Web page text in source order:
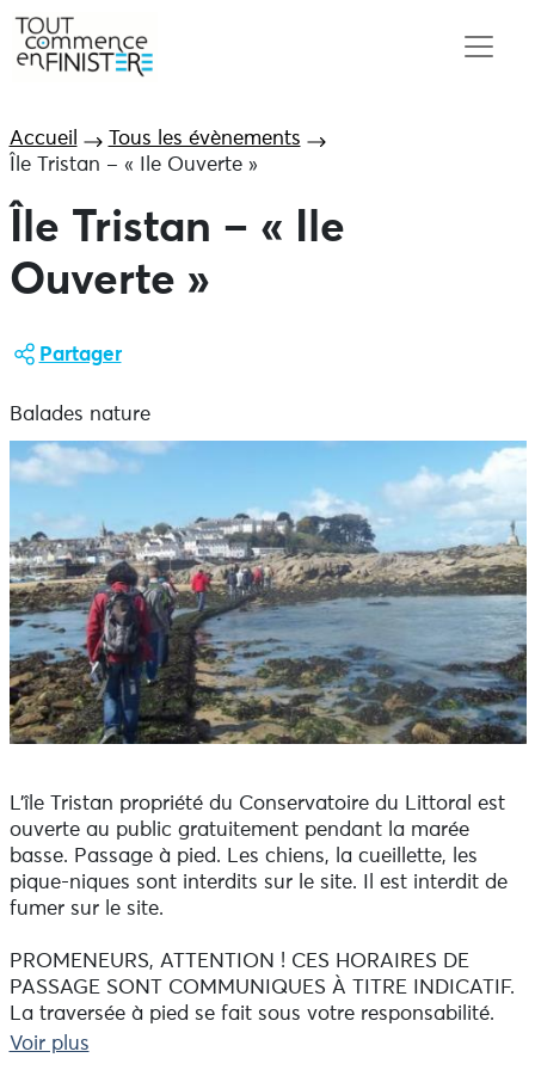
Accueil
Tous les évènements
Île Tristan – « Ile Ouverte »
Île Tristan – « Ile
Ouverte »
Partager
Balades nature
L'île Tristan propriété du Conservatoire du Littoral est
ouverte au public gratuitement pendant la marée
basse. Passage à pied. Les chiens, la cueillette, les
pique-niques sont interdits sur le site. Il est interdit de
fumer sur le site.
PROMENEURS, ATTENTION ! CES HORAIRES DE
PASSAGE SONT COMMUNIQUES À TITRE INDICATIF.
La traversée à pied se fait sous votre responsabilité.
Soyez extrêmement vigilants à la montée des eaux
Voir plus